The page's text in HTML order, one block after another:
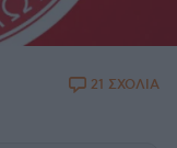
21 ΣΧΟΛΙΑ